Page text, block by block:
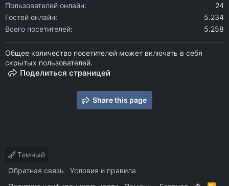
Пользователей онлайн
24
Гостей онлайн
5.234
Всего посетителей
5.258
Общее количество посетителей может включать в себя
скрытых пользователей.
Поделиться страницей
Share this page
Темный
Обратная связь
Условия и правила